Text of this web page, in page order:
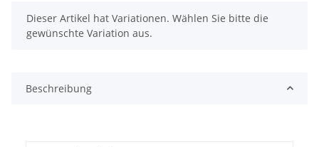
x
Dieser Artikel hat Variationen. Wählen Sie bitte die
gewünschte Variation aus.
Beschreibung